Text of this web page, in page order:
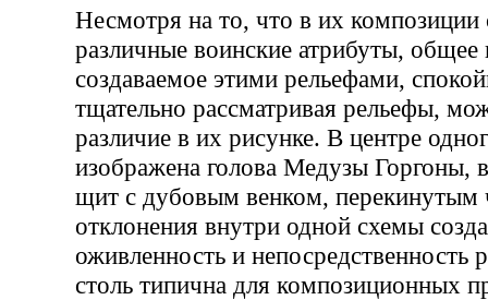
Несмотря на то, что в их композиции
различные воинские атрибуты, общее
создаваемое этими рельефами,
тщательно рассматривая рельефы,
различие в их рисунке. В центре
изображена голова Медузы Горгоны,
щит с дубовым венком, перекинутым
отклонения внутри одной схемы
оживленность и непосредственность
столь типична для композиционных